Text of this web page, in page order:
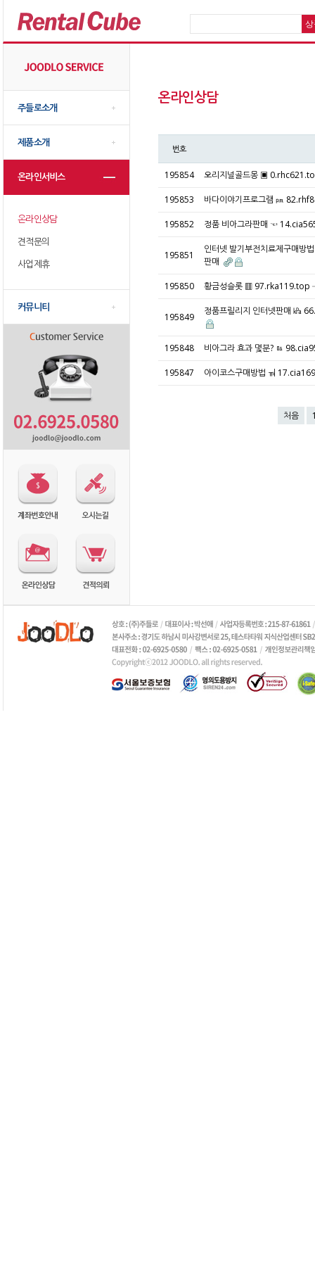
주들로소개
제품소개
온라인서비스
온라인상담
견적문의
사업제휴
커뮤니티
온라인상담
번호
195854 오리지널골드몽 ▣
195853 바다이야기프로그램 ㏘
195852 정품 비아그라판매 ☜
195851
인터넷 발기부전치료제구매
판매
195850 황금성슬롯 ▥ 97.rka119.top
195849
정품프릴리지 인터넷판매 ㎪
195848 비아그라 효과 몇분? ㅰ
195847 아이코스구매방법 ㆊ
처음